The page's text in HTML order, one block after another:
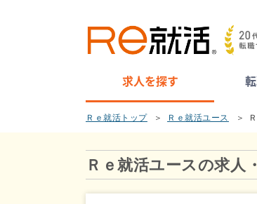
求人を探す
Ｒｅ就活トップ Ｒｅ就活ユース
Ｒｅ就活ユースの求人